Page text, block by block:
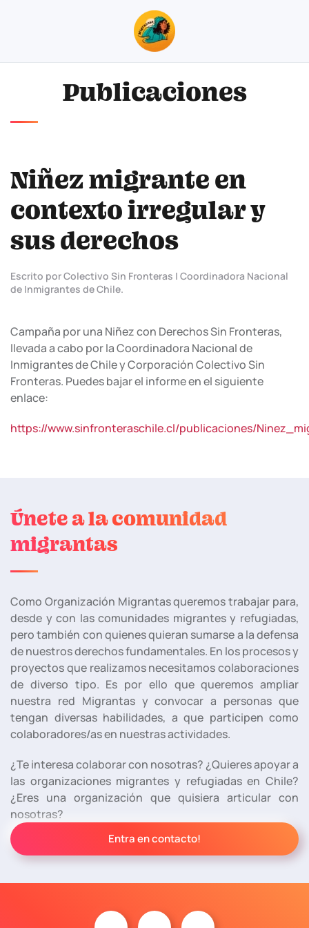
Skip to main content
Publicaciones
Niñez migrante en
contexto irregular y
sus derechos
Escrito por Colectivo Sin Fronteras | Coordinadora Nacional
de Inmigrantes de Chile.
Campaña por una Niñez con Derechos Sin Fronteras,
llevada a cabo por la Coordinadora Nacional de
Inmigrantes de Chile y Corporación Colectivo Sin
Fronteras. Puedes bajar el informe en el siguiente
enlace:
https://www.sinfronteraschile.cl/publicaciones/
Únete a la comunidad
migrantas
Como Organización Migrantas queremos trabajar para,
desde y con las comunidades migrantes y refugiadas,
pero también con quienes quieran sumarse a la defensa
de nuestros derechos fundamentales. En los procesos y
proyectos que realizamos necesitamos colaboraciones
de diverso tipo. Es por ello que queremos ampliar
nuestra red Migrantas y convocar a personas que
tengan diversas habilidades, a que participen como
colaboradores/as en nuestras actividades.
¿Te interesa colaborar con nosotras? ¿Quieres apoyar a
las organizaciones migrantes y refugiadas en Chile?
¿Eres una organización que quisiera articular con
nosotras?
Entra en contacto!